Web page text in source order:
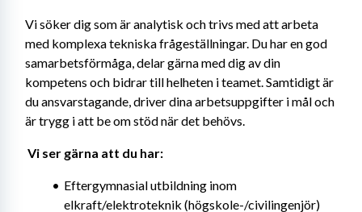
Vi söker dig som är analytisk och trivs med att arbeta
med komplexa tekniska frågeställningar. Du har en god
samarbetsförmåga, delar gärna med dig av din
kompetens och bidrar till helheten i teamet. Samtidigt är
du ansvarstagande, driver dina arbetsuppgifter i mål och
är trygg i att be om stöd när det behövs.
Vi ser gärna att du har:
Eftergymnasial utbildning inom
elkraft/elektroteknik (högskole-/civilingenjör)